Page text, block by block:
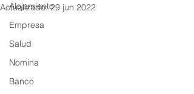
Alojamiento
Empresa
Salud
Nomina
Banco
Actualizado:29 jun 2022